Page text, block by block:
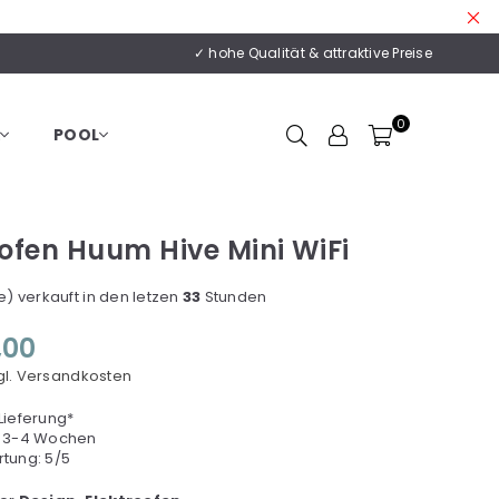
✓ hohe Qualität & attraktive Preise
POOL 0
Huum Hive Mini WiFi
verkauft in den letzen 33 Stunden
Versandkosten
Lieferung*
4 Wochen
5/5